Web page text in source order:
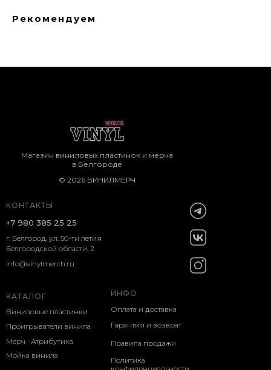
Рекомендуем
КОНТАКТЫ
г. Белгород, ул. 50-ти летия
Белгородской области, 2
КАТАЛОГ
Виниловые пластинки
ИНФО
Оплата и доставка
+7 980 385 25 25
Магазин виниловых пластинок и мерча
в Белгороде
Проигрыватели винила
Мерч · Атрибутика
Мойка винила
Гарантия и возврат
Политика
Правила продажи
© 2026 ВИНИЛМЕРЧ
info@vinylmerch.ru